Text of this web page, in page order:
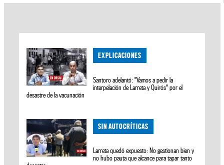
EXPLICACIONES
Santoro adelantó: "Vamos a pedir la
interpelación de Larreta y Quirós" por el
desastre de la vacunación
SIN AUTOCRÍTICAS
Larreta quedó expuesto: No gestionan bien y
no hubo pauta que alcance para tapar tanto